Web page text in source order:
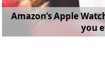
Amazon’s Apple
you